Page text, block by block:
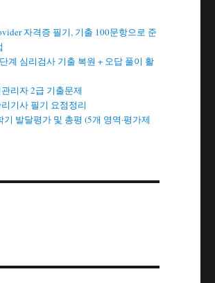
자격증 필기, 기출 100문항으로 준
계 심리검사 기출 복원 + 오답 풀이 활
리자 2급 기출문제
기사 필기 요점정리
기 발달평가 및 총평 (5개 영역·평가제